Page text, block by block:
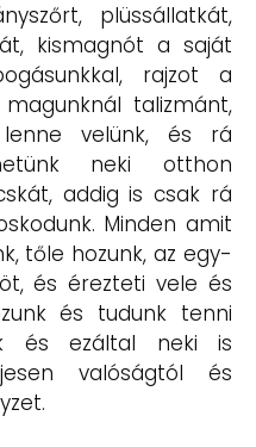
plüssállatkát,
kismagnót a saját
rajzot a
talizmánt,
velünk, és rá
neki otthon
addig is csak rá
Minden amit
tőle hozunk, az egy-
és érezteti vele és
és tudunk tenni
és ezáltal neki is
valóságtól és